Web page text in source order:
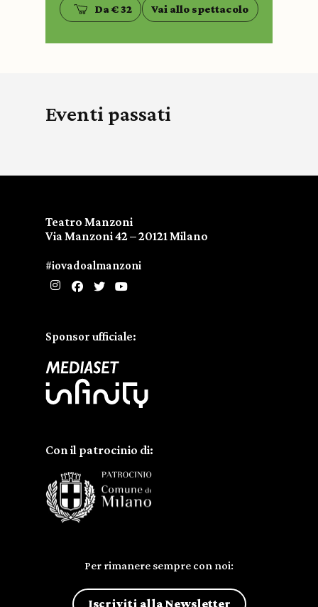
Da € 32 Vai allo spettacolo
Eventi passati
Teatro Manzoni
Via Manzoni 42 – 20121 Milano
#iovadoalmanzoni
Sponsor ufficiale:
Con il patrocinio di:
Per rimanere sempre con noi:
Iscriviti alla Newsletter